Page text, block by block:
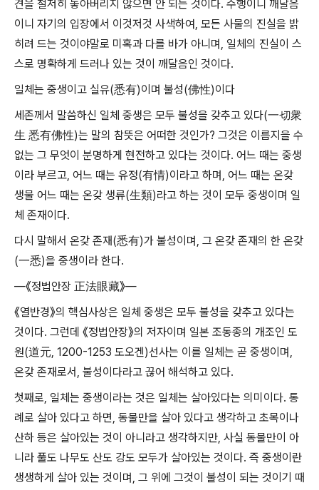
견을 철저히 놓아버리지 않으면 안 되는 것이다. 수행이니 깨달음
이니 자기의 입장에서 이것저것 사색하여, 모든 사물의 진실을 밝
히려 드는 것이야말로 미혹과 다를 바가 아니며, 일체의 진실이 스
스로 명확하게 드러나 있는 것이 깨달음인 것이다.
일체는 중생이고 실유(悉有)이며 불성(佛性)이다
세존께서 말씀하신 일체 중생은 모두 불성을 갖추고 있다(一切衆
生 悉有佛性)는 말의 참뜻은 어떠한 것인가? 그것은 이름지을 수
없는 그 무엇이 분명하게 현전하고 있다는 것이다. 어느 때는 중생
이라 부르고, 어느 때는 유정(有情)이라고 하며, 어느 때는 온갖
생물 어느 때는 온갖 생류(生類)라고 하는 것이 모두 중생이며 일
체 존재이다.
다시 말해서 온갖 존재(悉有)가 불성이며, 그 온갖 존재의 한 온갖
(一悉)을 중생이라 한다.
―《정법안장 正法眼藏》―
《열반경》의 핵심사상은 일체 중생은 모두 불성을 갖추고 있다는
것이다. 그런데 《정법안장》의 저자이며 일본 조동종의 개조인 도
원(道元, 1200-1253 도오겐)선사는 이를 일체는 곧 중생이며,
온갖 존재로서, 불성이다라고 끊어 해석하고 있다.
첫째로, 일체는 중생이라는 것은 일체는 살아있다는 의미이다. 통
례로 살아 있다고 하면, 동물만을 살아 있다고 생각하고 초목이나
산하 등은 살아있는 것이 아니라고 생각하지만, 사실 동물만이 아
니라 풀도 나무도 산도 강도 모두가 살아있는 것이다. 즉 중생이란
생생하게 살아 있는 것이며, 그 위에 그것이 불성이 되는 것이기 때